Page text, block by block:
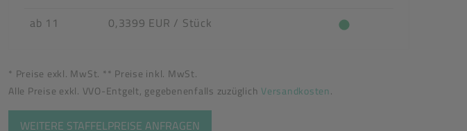
ab 11 0,3399 EUR / Stück
* Preise exkl. MwSt. ** Preise inkl. MwSt.
Alle Preise exkl. VVO-Entgelt, gegebenenfalls zuzüglich Versandkosten.
WEITERE STAFFELPREISE ANFRAGEN